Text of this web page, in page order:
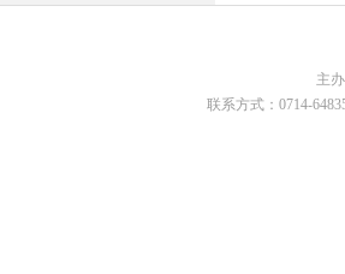
主
联系方式：0714-